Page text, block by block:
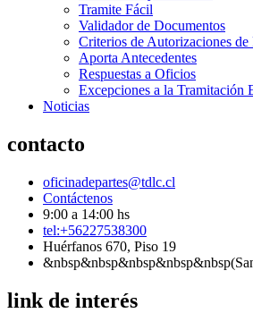
Tramite Fácil
Validador de Documentos
Criterios de Autorizaciones de
Aporta Antecedentes
Respuestas a Oficios
Excepciones a la Tramitación
Noticias
contacto
oficinadepartes@tdlc.cl
Contáctenos
9:00 a 14:00 hs
tel:+56227538300
Huérfanos 670, Piso 19
link de interés